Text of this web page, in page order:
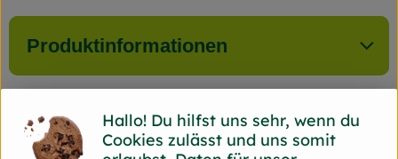
Produktinformationen
HerkunftHallo! Du hilfst uns sehr, wenn du
Cookies zulässt und uns somit